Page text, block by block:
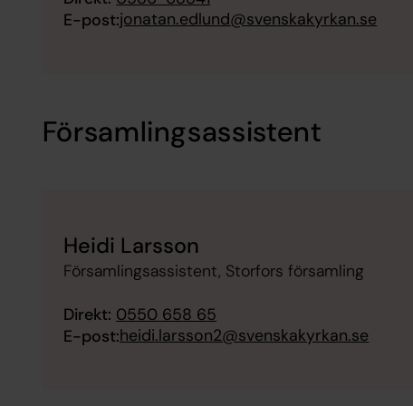
E-post:jonatan.edlund@svenskakyrkan.se
Församlingsassistent
Heidi Larsson
Församlingsassistent, Storfors församling
Direkt: 0550 658 65
E-post:heidi.larsson2@svenskakyrkan.se